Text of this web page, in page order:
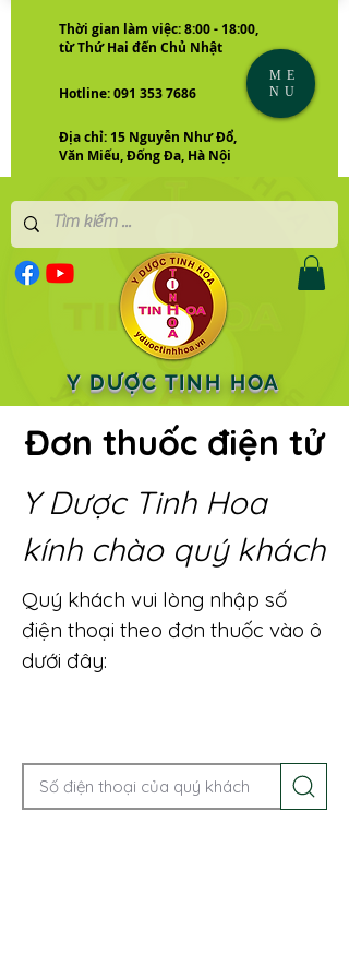
Thời gian làm việc: 8:00 - 18:00,
từ Thứ Hai đến Chủ Nhật
Hotline: 091 353 7686
Địa chỉ: 15 Nguyễn Như Đổ,
Văn Miếu, Đống Đa, Hà Nội
Y DƯỢC TINH HOA
ME
NU
Đơn thuốc điện tử
Y Dược Tinh Hoa
kính chào quý khách
Quý khách vui lòng nhập số
điện thoại theo đơn thuốc vào ô
dưới đây: